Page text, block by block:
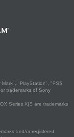
"PlayStation", "PS5
trademarks of Sony
Series X|S are trademarks
and/or registered